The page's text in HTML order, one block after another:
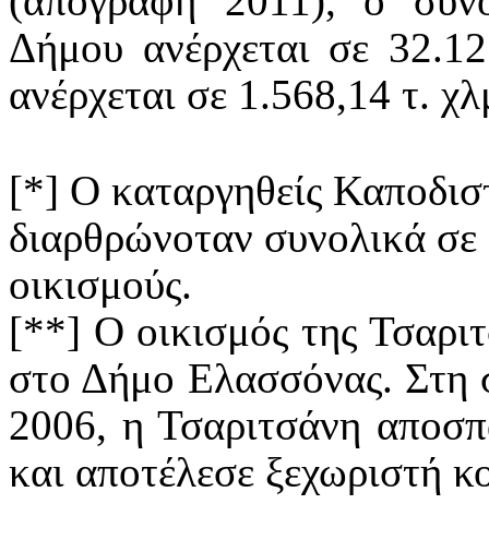
Δήμου ανέρχεται σε
ανέρχεται σε 1.568,14 τ.
[*] Ο καταργηθείς
διαρθρώνοταν συνολικά
οικισμούς.
[**] Ο οικισμός της
στο Δήμο Ελασσόνας. Στη
2006, η Τσαριτσάνη
και αποτέλεσε ξεχωριστή